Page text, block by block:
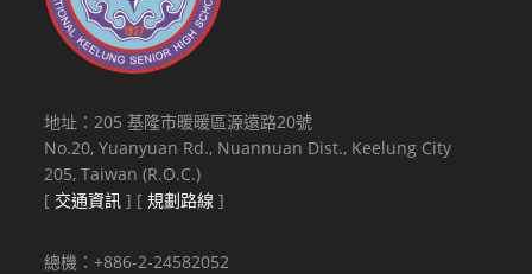
地址：205 基隆市暖暖區源遠路20號
No.20, Yuanyuan Rd., Nuannuan Dist., Keelung City
205, Taiwan (R.O.C.)
[ 交通資訊 ] [規劃路線 ]
總機：+886-2-24582052